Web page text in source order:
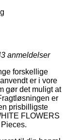
anmeldelser
forskellige
er i vore
gør det muligt at
er
prisbilligste
FLOWERS